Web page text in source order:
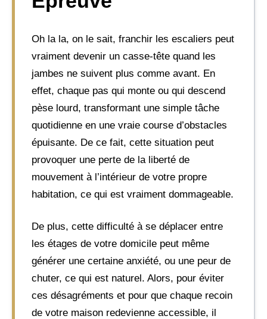
Oh la la, on le sait, franchir les escaliers peut
vraiment devenir un casse-tête quand les
jambes ne suivent plus comme avant. En
effet, chaque pas qui monte ou qui descend
pèse lourd, transformant une simple tâche
quotidienne en une vraie course d’obstacles
épuisante. De ce fait, cette situation peut
provoquer une perte de la liberté de
mouvement à l’intérieur de votre propre
habitation, ce qui est vraiment dommageable.
De plus, cette difficulté à se déplacer entre
les étages de votre domicile peut même
générer une certaine anxiété, ou une peur de
chuter, ce qui est naturel. Alors, pour éviter
ces désagréments et pour que chaque recoin
de votre maison redevienne accessible, il